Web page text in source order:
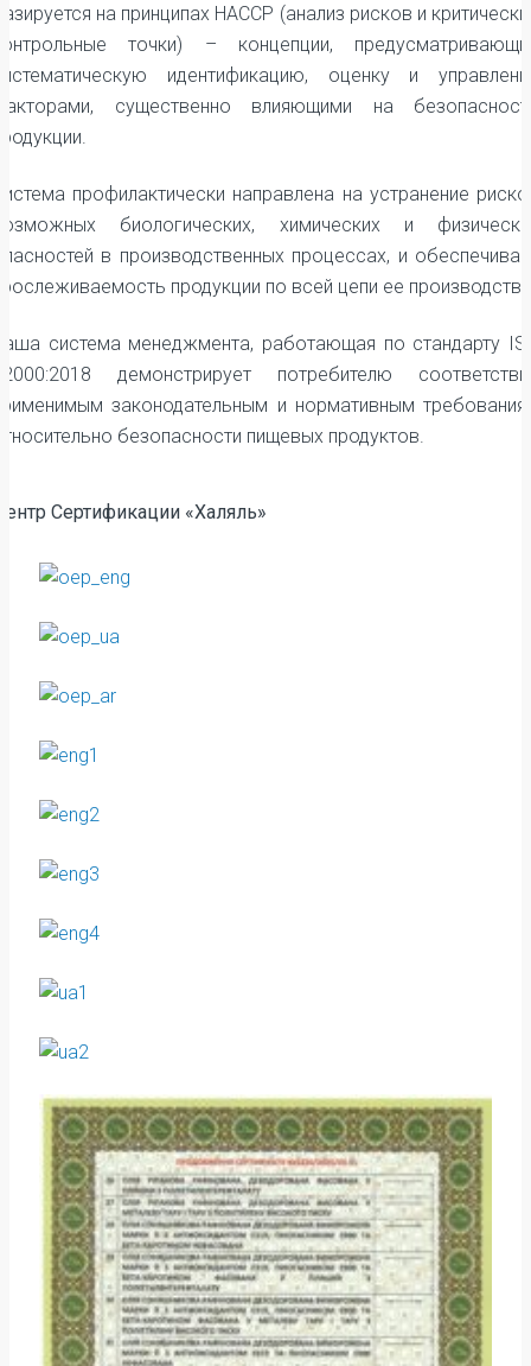
на принципах НАССР (анализ рисков и
точки) – концепции,
идентификацию, оценку и
существенно влияющими на
профилактически направлена на устранение
биологических, химических и
в производственных процессах, и
продукции по всей цепи ее
система менеджмента, работающая по стандарту
демонстрирует потребителю
законодательным и нормативным
безопасности пищевых продуктов.
Сертификации «Халяль»